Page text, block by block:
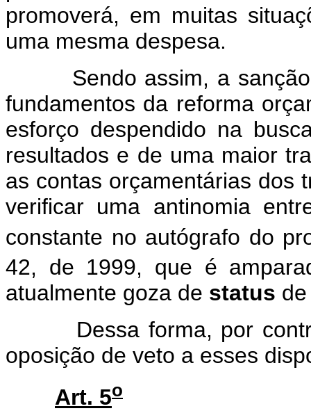
promoverá, em muitas
uma mesma despesa.
Sendo assim, a sanção
fundamentos da reforma
esforço despendido na
resultados e de uma maior
as contas orçamentárias dos
verificar uma antinomia
constante no autógrafo do
42, de 1999, que é
atualmente goza de status
Dessa forma, por
oposição de veto a esses
Art. 5o